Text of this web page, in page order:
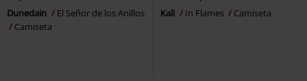
Dunedain
El Señor de los Anillos
Camiseta
Kali In Flames Camiseta